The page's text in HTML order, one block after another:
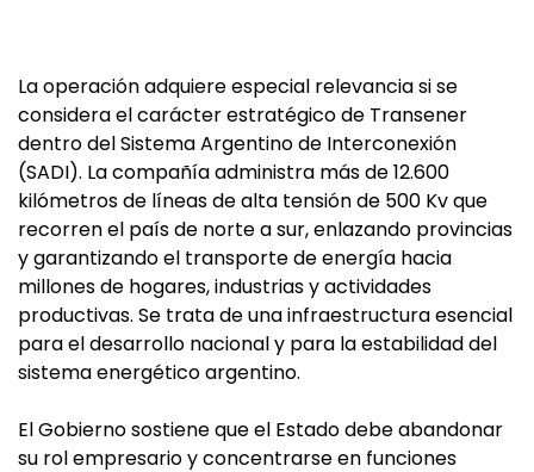
La operación adquiere especial relevancia si se
considera el carácter estratégico de Transener
dentro del Sistema Argentino de Interconexión
(SADI). La compañía administra más de 12.600
kilómetros de líneas de alta tensión de 500 Kv que
recorren el país de norte a sur, enlazando provincias
y garantizando el transporte de energía hacia
millones de hogares, industrias y actividades
productivas. Se trata de una infraestructura esencial
para el desarrollo nacional y para la estabilidad del
sistema energético argentino.
El Gobierno sostiene que el Estado debe abandonar
su rol empresario y concentrarse en funciones